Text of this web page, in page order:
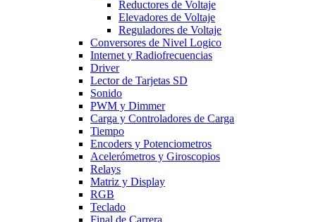
Reductores de Voltaje
Elevadores de Voltaje
Reguladores de Voltaje
Conversores de Nivel Logico
Internet y Radiofrecuencias
Driver
Lector de Tarjetas SD
Sonido
PWM y Dimmer
Carga y Controladores de Carga
Tiempo
Encoders y Potenciometros
Acelerómetros y Giroscopios
Relays
Matriz y Display
RGB
Teclado
Final de Carrera